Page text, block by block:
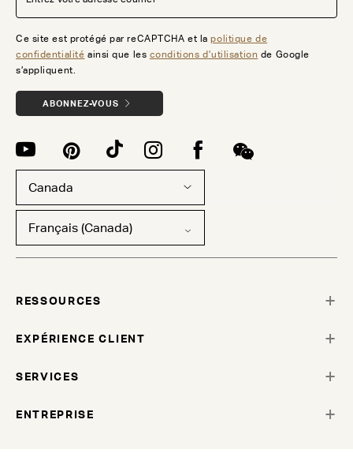
Ce site est protégé par reCAPTCHA et lapolitique de
confidentialité ainsi que les conditions d’utilisation de Google
s’appliquent.
ABONNEZ-VOUS
Canada
Français (Canada)
RESSOURCES
EXPÉRIENCE CLIENT
SERVICES
ENTREPRISE